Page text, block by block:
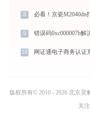
8 必看！京瓷M2040dn
9 错误码0xc000007b解
10
版权所有© 2010 - 2026 北京灵
关